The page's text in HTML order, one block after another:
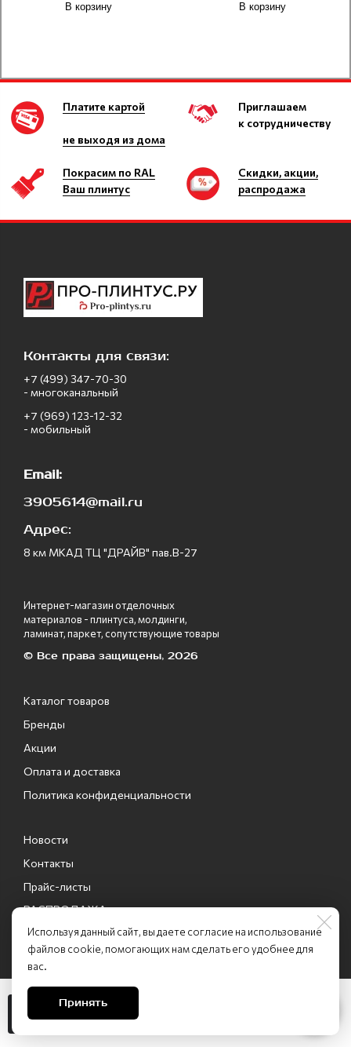
В корзину В корзину
Платите картой
не выходя из дома
Приглашаем
к сотрудничеству
Покрасим по RAL
Ваш плинтус
Скидки, акции,
распродажа
Используя данный сайт, вы даете согласие на использование
файлов cookie, помогающих нам сделать его удобнее для
вас.
Принять
Контакты для связи:
+7 (499) 347-70-30
- многоканальный
+7 (969) 123-12-32
- мобильный
Email:
3905614@mail.ru
Адрес:
8 км МКАД ТЦ "ДРАЙВ" пав.В-27
Интернет-магазин отделочных
материалов - плинтуса, молдинги,
ламинат, паркет, сопутствующие товары
© Все права защищены, 2026
Каталог товаров
Бренды
Акции
Оплата и доставка
Политика конфиденциальности
Новости
Контакты
Прайс-листы
РАСПРОДАЖА
Промо-коды